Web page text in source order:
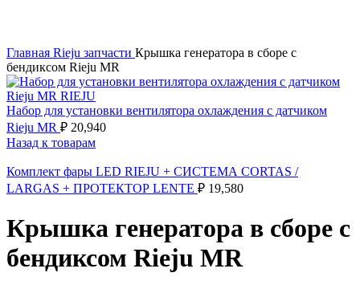
Главная Rieju запчасти Крышка генератора в сборе с
бендиксом Rieju MR
Набор для установки вентилятора охлаждения с датчиком
Rieju MR ₽ 20,940
Назад к товарам
Комплект фары LED RIEJU + СИСТЕМА CORTAS /
LARGAS + ПРОТЕКТОР LENTE ₽ 19,580
Крышка генератора в сборе с
бендиксом Rieju MR